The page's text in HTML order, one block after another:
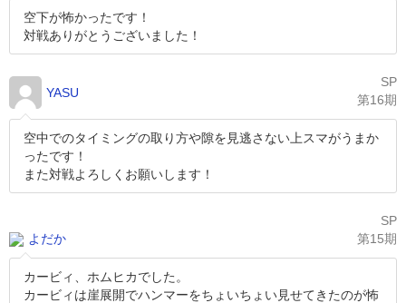
空下が怖かったです！
対戦ありがとうございました！
YASU
SP
第16期
空中でのタイミングの取り方や隙を見逃さない上スマがうまか
ったです！
また対戦よろしくお願いします！
よだか
SP
第15期
カービィ、ホムヒカでした。
カービィは崖展開でハンマーをちょいちょい見せてきたのが怖